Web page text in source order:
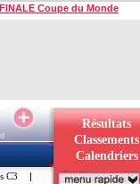
Coupe du Monde
Résultats
Classements
Calendriers
C3 |